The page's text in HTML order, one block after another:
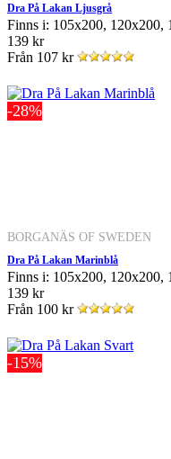
Dra På Lakan Ljusgrå
Finns i: 105x200, 120x200,
139 kr
Från 107 kr
-28%
BORGANÄS OF SWEDEN
Dra På Lakan Marinblå
Finns i: 105x200, 120x200,
139 kr
Från 100 kr
-15%